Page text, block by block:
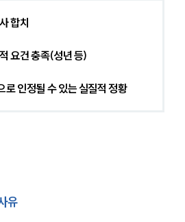
합치
요건 충족(성년 등)
로 인정될 수 있는 실질적 정황
유